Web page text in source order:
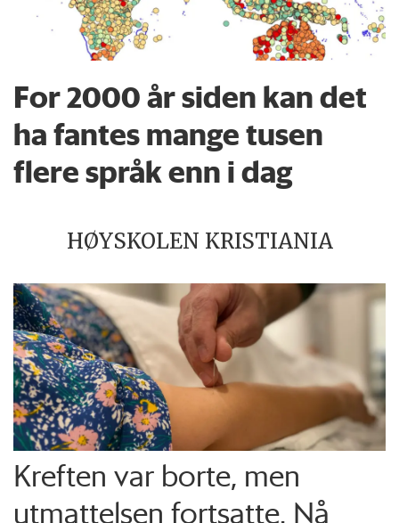
For 2000 år siden kan det
ha fantes mange tusen
flere språk enn i dag
HØYSKOLEN KRISTIANIA
Kreften var borte, men
utmattelsen fortsatte. Nå